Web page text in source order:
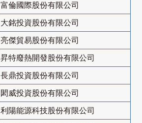
富倫國際股份有限公司
大銘投資股份有限公司
亮傑貿易股份有限公司
昇特廢熱開發股份有限公司
長鼎投資股份有限公司
閎威投資股份有限公司
利陽能源科技股份有限公司